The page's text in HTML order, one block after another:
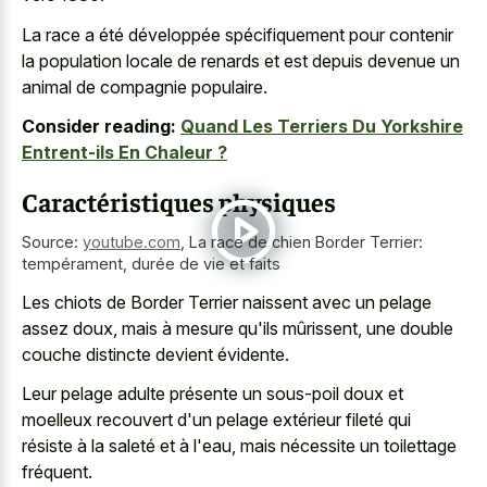
La race a été développée spécifiquement pour contenir
la population locale de renards et est depuis devenue un
animal de compagnie populaire.
Consider reading: Quand Les Terriers Du Yorkshire
Entrent-ils En Chaleur ?
Caractéristiques physiques
Source: youtube.com La race de chien Border Terrier:
tempérament, durée de vie et faits
Les chiots de Border Terrier naissent avec un pelage
assez doux, mais à mesure qu'ils mûrissent, une double
couche distincte devient évidente.
Leur pelage adulte présente un sous-poil doux et
moelleux recouvert d'un pelage extérieur fileté qui
résiste à la saleté et à l'eau, mais nécessite un toilettage
fréquent.